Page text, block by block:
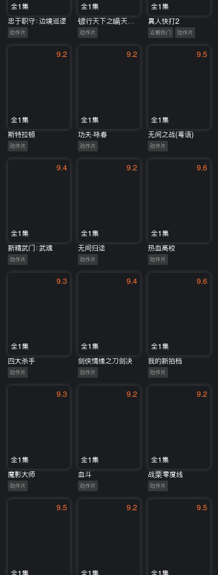
全1集
忠于职守：边境巡逻
动作片
全1集
镖行天下之瞒天过海
动作片
全1集
真人快打2
近期热门 动作片
9.2
全1集
斯特拉顿
动作片
9.2
全1集
功夫·咏春
动作片
9.5
全1集
无间之战(粤语)
动作片
9.4
全1集
新精武门：武魂
动作片
9.2
全1集
无间归途
动作片
9.6
全1集
热血高校
动作片
9.3
全1集
四大杀手
动作片
9.4
全1集
剑侠情缘之刀剑决
动作片
9.6
全1集
我的新拍档
动作片
9.3
全1集
魔影大师
动作片
9.2
全1集
血斗
动作片
9.2
全1集
战栗零度线
动作片
9.5
全1集
9.2
全1集
9.5
全1集